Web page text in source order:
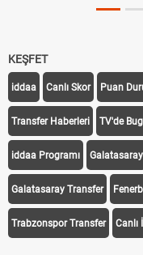
KEŞFET
iddaa Canlı Skor Puan
Transfer Haberleri TV'de
iddaa Programı Galatasaray
Galatasaray Transfer
Trabzonspor Transfer Canlı